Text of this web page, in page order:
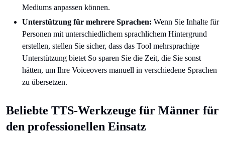
Mediums anpassen können.
Unterstützung für mehrere Sprachen: Wenn Sie Inhalte für
Personen mit unterschiedlichem sprachlichem Hintergrund
erstellen, stellen Sie sicher, dass das Tool mehrsprachige
Unterstützung bietet So sparen Sie die Zeit, die Sie sonst
hätten, um Ihre Voiceovers manuell in verschiedene Sprachen
zu übersetzen.
Beliebte TTS-Werkzeuge für Männer für
den professionellen Einsatz